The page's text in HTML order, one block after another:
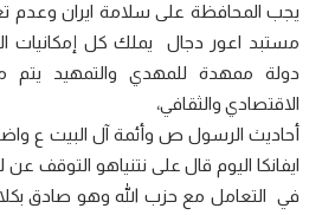
يجب المحافظة على سلامة ايران وعدم
مستبد اعور دجال يملك كل إمكانيات
دولة ممهدة للمهدي والتمهيد يتم
الاقتصادي والثقافي،
أحاديث الرسول ص وأئمة آل البيت ع
ايفانكا اليوم قال على نتنياهو التوقف عن
في التعامل مع حزب الله وهو صادق